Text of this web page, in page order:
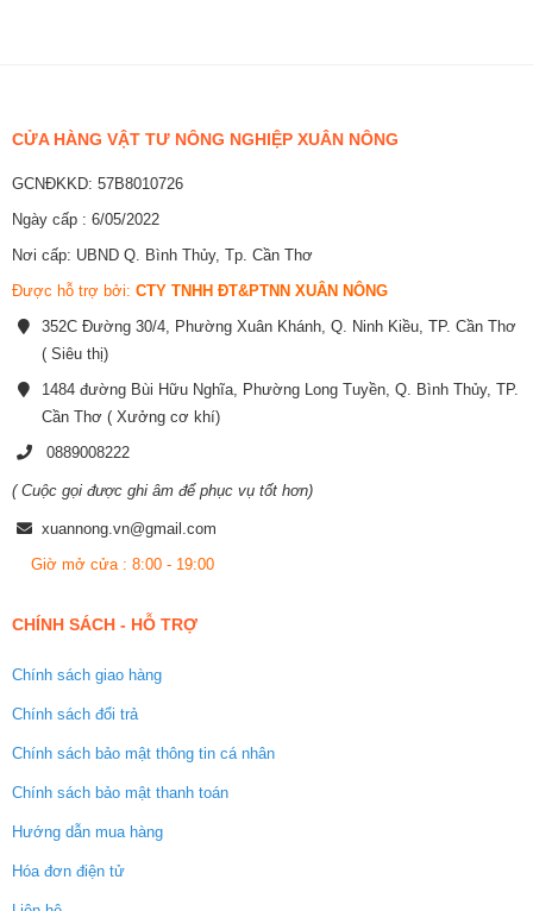
CỬA HÀNG VẬT TƯ NÔNG NGHIỆP XUÂN NÔNG
GCNĐKKD: 57B8010726
Ngày cấp : 6/05/2022
Nơi cấp: UBND Q. Bình Thủy, Tp. Cần Thơ
Được hỗ trợ bởi: CTY TNHH ĐT&PTNN XUÂN NÔNG
352C Đường 30/4, Phường Xuân Khánh, Q. Ninh Kiều, TP. Cần Thơ
( Siêu thị)
1484 đường Bùi Hữu Nghĩa, Phường Long Tuyền, Q. Bình Thủy, TP.
Cần Thơ ( Xưởng cơ khí)
0889008222
( Cuộc gọi được ghi âm để phục vụ tốt hơn)
xuannong.vn@gmail.com
Giờ mở cửa : 8:00 - 19:00
CHÍNH SÁCH - HỖ TRỢ
Chính sách giao hàng
Chính sách đổi trả
Chính sách bảo mật thông tin cá nhân
Chính sách bảo mật thanh toán
Hướng dẫn mua hàng
Hóa đơn điện tử